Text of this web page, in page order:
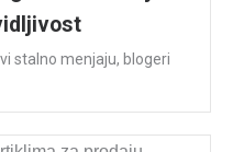
stalno menjaju, blogeri